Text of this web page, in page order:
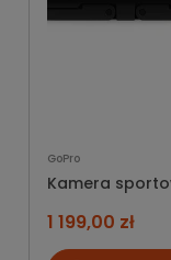
GoPro
Kamera
1 199,00 zł